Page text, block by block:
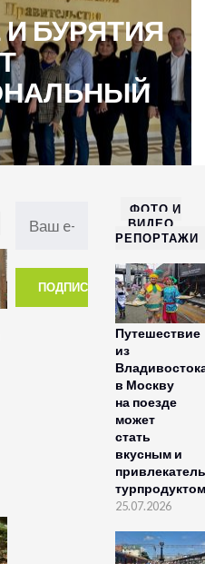
БУРЯТИЯ
ФОТО И
ВИДЕО
РЕПОРТАЖИ
Путешествие
из
в Москву
на поезде
может
стать
вкусным и
турпродуктом
25.07.2026